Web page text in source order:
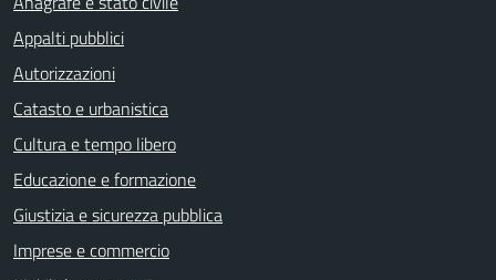
Appalti pubblici
Autorizzazioni
Catasto e urbanistica
Cultura e tempo libero
Educazione e formazione
Giustizia e sicurezza pubblica
Imprese e commercio